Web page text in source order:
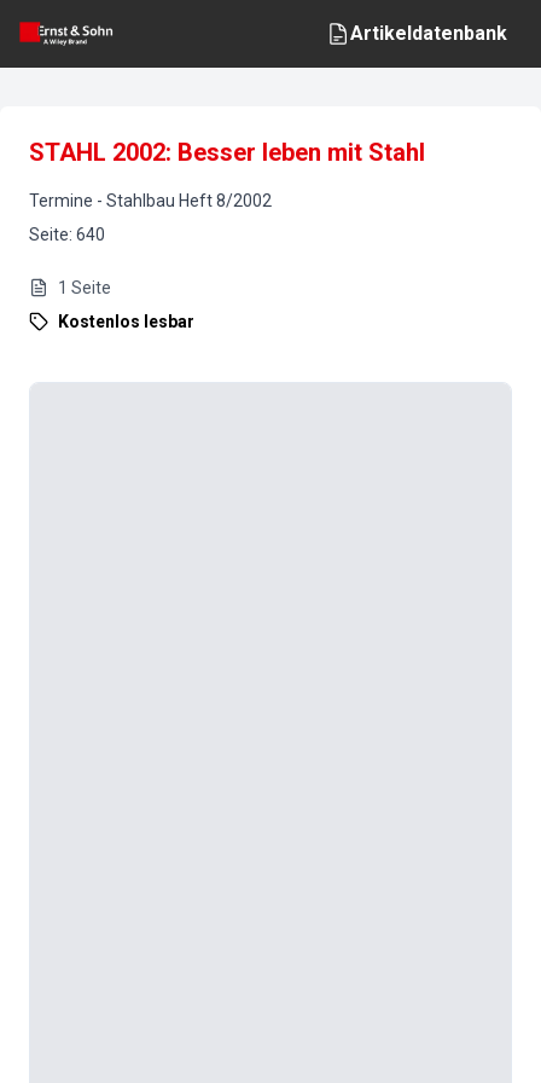
Artikeldatenbank
STAHL 2002: Besser leben mit Stahl
Termine - Stahlbau Heft8/2002
Seite: 640
1 Seite
Kostenlos lesbar